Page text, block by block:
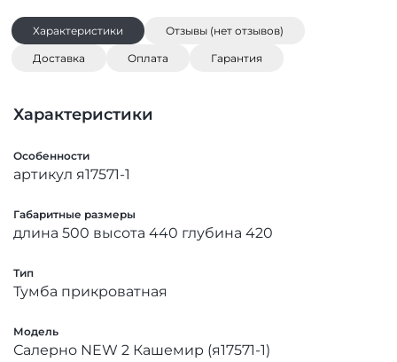
Характеристики Отзывы (нет отзывов)
Доставка Оплата Гарантия
Характеристики
Особенности
артикул я17571-1
Габаритные размеры
длина 500 высота 440 глубина 420
Тип
Тумба прикроватная
Модель
Салерно NEW 2 Кашемир (я17571-1)